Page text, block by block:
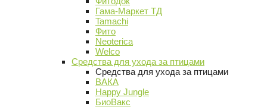
Гама-Маркет ТД
Tamachi
Фито
Neoterica
Welco
Средства для ухода за птицами
Средства для ухода за птицами
ВАКА
Happy Jungle
БиоВакс